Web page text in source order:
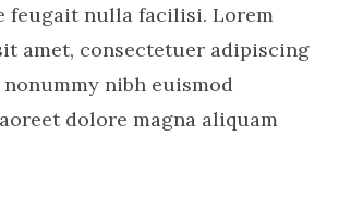
feugait nulla facilisi. Lorem
amet, consectetuer adipiscing
nibh euismod
dolore magna aliquam